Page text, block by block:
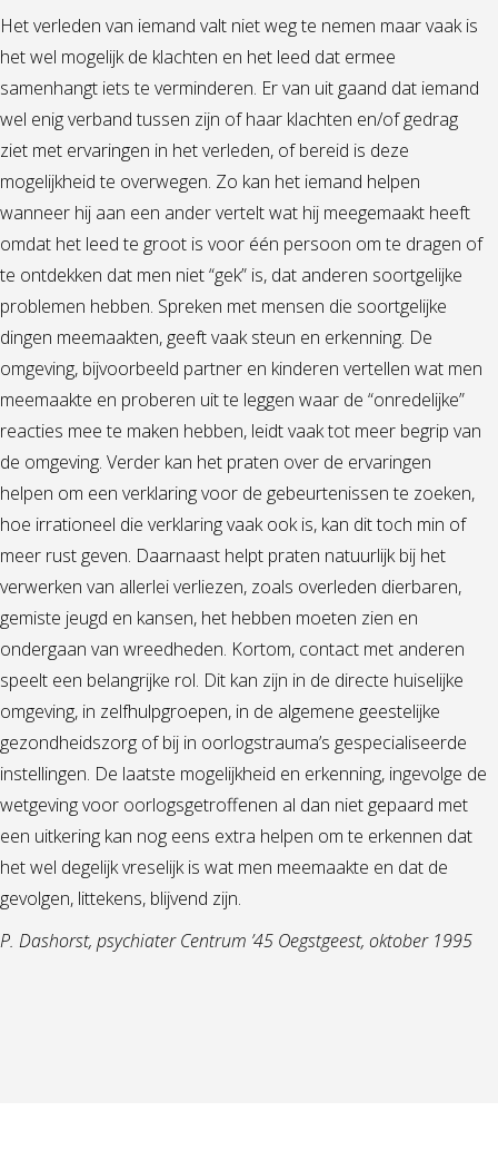
Het verleden van iemand valt niet weg te nemen maar vaak is
het wel mogelijk de klachten en het leed dat ermee
samenhangt iets te verminderen. Er van uit gaand dat iemand
wel enig verband tussen zijn of haar klachten en/of gedrag
ziet met ervaringen in het verleden, of bereid is deze
mogelijkheid te overwegen. Zo kan het iemand helpen
wanneer hij aan een ander vertelt wat hij meegemaakt heeft
omdat het leed te groot is voor één persoon om te dragen of
te ontdekken dat men niet “gek” is, dat anderen soortgelijke
problemen hebben. Spreken met mensen die soortgelijke
dingen meemaakten, geeft vaak steun en erkenning. De
omgeving, bijvoorbeeld partner en kinderen vertellen wat men
meemaakte en proberen uit te leggen waar de “onredelijke”
reacties mee te maken hebben, leidt vaak tot meer begrip van
de omgeving. Verder kan het praten over de ervaringen
helpen om een verklaring voor de gebeurtenissen te zoeken,
hoe irrationeel die verklaring vaak ook is, kan dit toch min of
meer rust geven. Daarnaast helpt praten natuurlijk bij het
verwerken van allerlei verliezen, zoals overleden dierbaren,
gemiste jeugd en kansen, het hebben moeten zien en
ondergaan van wreedheden. Kortom, contact met anderen
speelt een belangrijke rol. Dit kan zijn in de directe huiselijke
omgeving, in zelfhulpgroepen, in de algemene geestelijke
gezondheidszorg of bij in oorlogstrauma’s gespecialiseerde
instellingen. De laatste mogelijkheid en erkenning, ingevolge de
wetgeving voor oorlogsgetroffenen al dan niet gepaard met
een uitkering kan nog eens extra helpen om te erkennen dat
het wel degelijk vreselijk is wat men meemaakte en dat de
gevolgen, littekens, blijvend zijn.
P. Dashorst, psychiater Centrum ’45 Oegstgeest, oktober 1995